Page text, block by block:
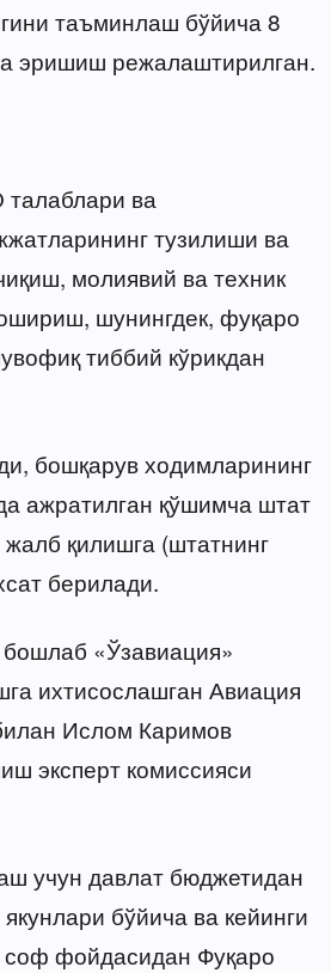
таъминлаш бўйича 8
эришиш режалаштирилган.
талаблари ва
тузилиши ва
молиявий ва техник
шунингдек, фуқаро
тиббий кўрикдан
бошқарув ходимларининг
ажратилган қўшимча штат
қилишга (штатнинг
берилади.
«Ўзавиация»
ихтисослашган Авиация
Ислом Каримов
эксперт комиссияси
учун давлат бюджетидан
бўйича ва кейинги
соф фойдасидан Фуқаро